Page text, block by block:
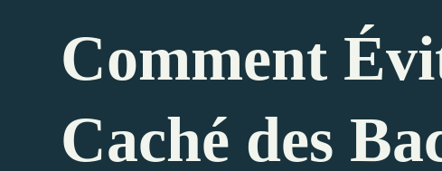
Comment
Caché des